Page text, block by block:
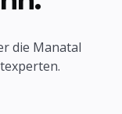
die Manatal